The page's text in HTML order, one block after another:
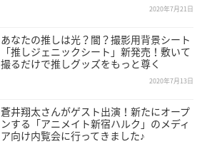
2020年7月21日
あなたの推しは光？闇？撮影用背景シート
「推しジェニックシート」新発売！敷いて
撮るだけで推しグッズをもっと尊く
2020年7月13日
蒼井翔太さんがゲスト出演！新たにオープ
ンする「アニメイト新宿ハルク」のメディ
ア向け内覧会に行ってきました♪